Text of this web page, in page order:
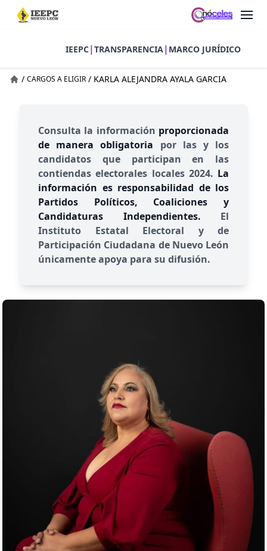
IEEPC|TRANSPARENCIA| MARCO JURÍDICO
/ CARGOS A ELIGIR / KARLA ALEJANDRA AYALA GARCIA
Consulta la información proporcionada
de manera obligatoria por las y los
candidatos que participan en las
contiendas electorales locales 2024. La
información es responsabilidad de los
Partidos Políticos, Coaliciones y
Candidaturas Independientes. El
Instituto Estatal Electoral y de
Participación Ciudadana de Nuevo León
únicamente apoya para su difusión.